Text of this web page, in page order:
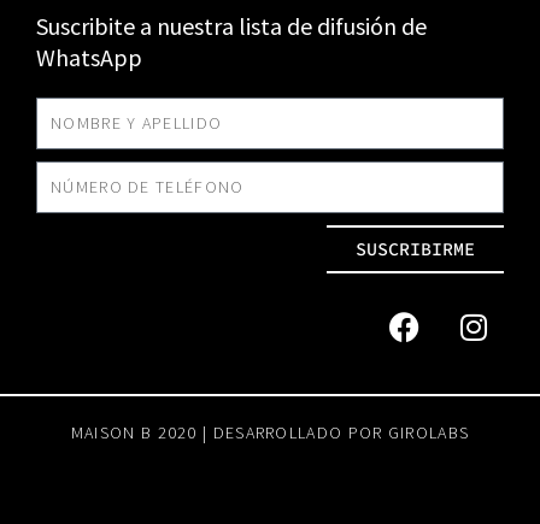
Suscribite a nuestra lista de difusión de
WhatsApp
SUSCRIBIRME
MAISON B 2020 | DESARROLLADO POR GIROLABS